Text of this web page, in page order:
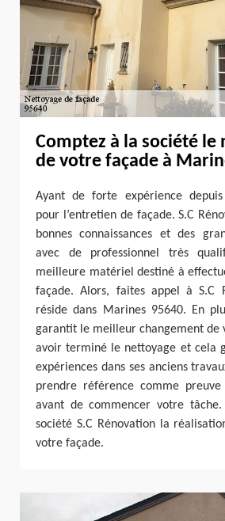
Comptez à la société le
de votre façade à
Ayant de forte expérience depuis
pour l’entretien de façade. S.C
bonnes connaissances et des
avec de professionnel très
meilleure matériel destiné à
façade. Alors, faites appel à S.C
réside dans Marines 95640. En
garantit le meilleur changement de
avoir terminé le nettoyage et cela
expériences dans ses anciens
prendre référence comme
avant de commencer votre
société S.C Rénovation la
votre façade.